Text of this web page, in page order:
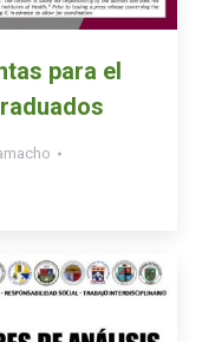
para el